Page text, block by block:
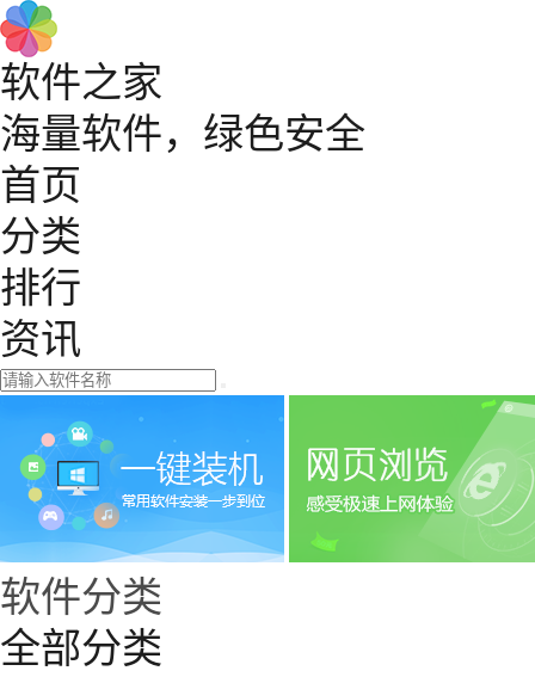
软件之家
海量软件，绿色安全
首页
分类
排行
资讯
软件分类
全部分类